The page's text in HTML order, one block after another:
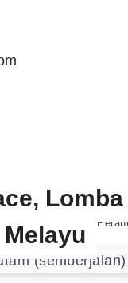
Jong Race, Lomba